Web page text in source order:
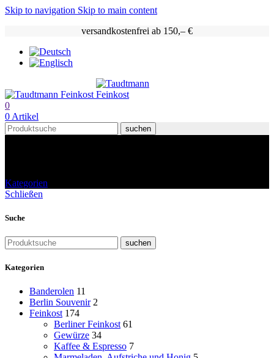
Skip to navigation Skip to main content
versandkostenfrei ab 150,– €
0
0 Artikel
suchen
Kategorien
Schließen
Suche
suchen
Kategorien
Banderolen 11
Berlin Souvenir 2
Feinkost 174
Berliner Feinkost 61
Gewürze 34
Kaffee & Espresso 7